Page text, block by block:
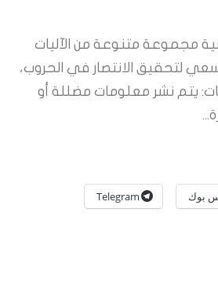
مجموعة متنوعة من الآليات
لتحقيق الانتصار في الحروب،
يتم نشر معلومات مضللة أو
بوك Telegram